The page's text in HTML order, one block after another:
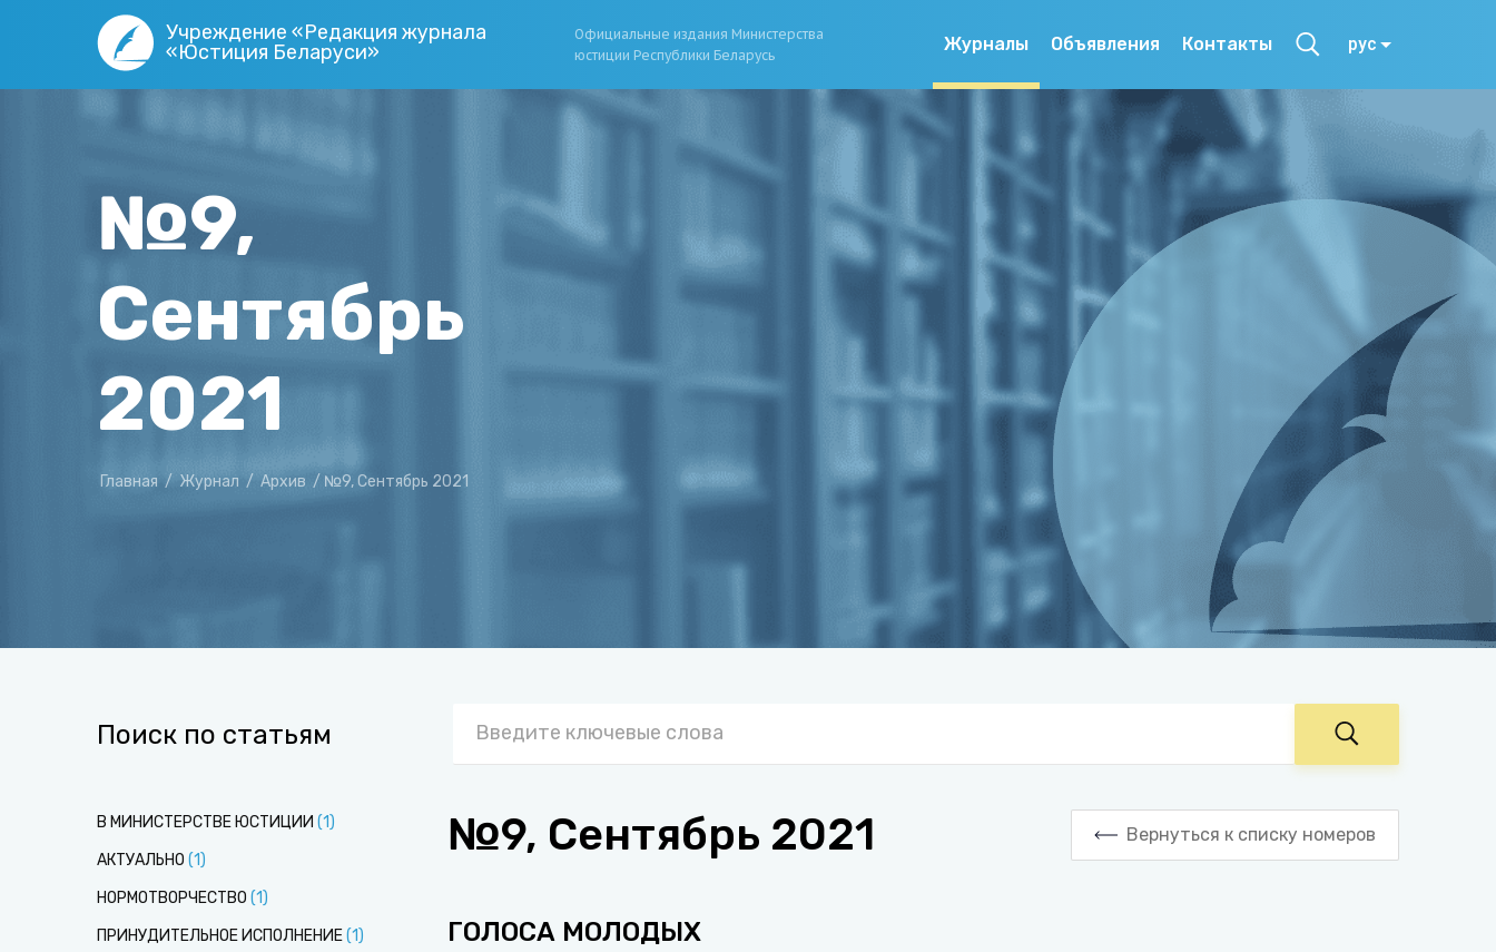
Учреждение «Редакция журнала
«Юстиция Беларуси»
Официальные издания Министерства
юстиции Республики Беларусь
Журналы Объявления Контакты рус
№9,
Сентябрь
2021
Главная / Журнал / Архив / №9, Сентябрь 2021
Поиск по статьям
В МИНИСТЕРСТВЕ ЮСТИЦИИ (1)
АКТУАЛЬНО (1)
НОРМОТВОРЧЕСТВО (1)
ПРИНУДИТЕЛЬНОЕ ИСПОЛНЕНИЕ(1)
№9, Сентябрь 2021 Вернуться к списку номеров
ГОЛОСА МОЛОДЫХ